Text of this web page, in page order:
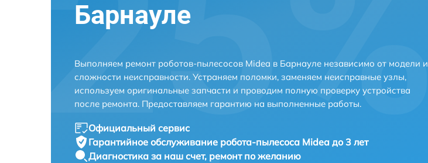
Барнауле
Выполняем ремонт роботов-пылесосов Midea в Барнауле независимо от модели и
сложности неисправности. Устраняем поломки, заменяем неисправные узлы,
используем оригинальные запчасти и проводим полную проверку устройства
после ремонта. Предоставляем гарантию на выполненные работы.
Официальный сервис
Гарантийное обслуживание робота-пылесоса Midea до 3 лет
Диагностика за наш счет, ремонт по желанию